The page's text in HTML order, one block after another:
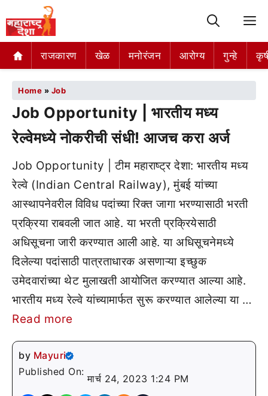
राजकारण खेळ मनोरंजन आरोग्य गुन्हे
Home » Job
Job Opportunity | भारतीय मध्य
रेल्वेमध्ये नोकरीची संधी! आजच करा अर्ज
Job Opportunity | टीम महाराष्ट्र देशा: भारतीय मध्य
रेल्वे (Indian Central Railway), मुंबई यांच्या
आस्थापनेवरील विविध पदांच्या रिक्त जागा भरण्यासाठी भरती
प्रक्रिया राबवली जात आहे. या भरती प्रक्रियेसाठी
अधिसूचना जारी करण्यात आली आहे. या अधिसूचनेमध्ये
दिलेल्या पदांसाठी पात्रताधारक असणाऱ्या इच्छुक
उमेदवारांच्या थेट मुलाखती आयोजित करण्यात आल्या आहे.
भारतीय मध्य रेल्वे यांच्यामार्फत सुरू करण्यात आलेल्या या …
Read more
by Mayuri
Published On:
मार्च 24, 2023 1:24 PM